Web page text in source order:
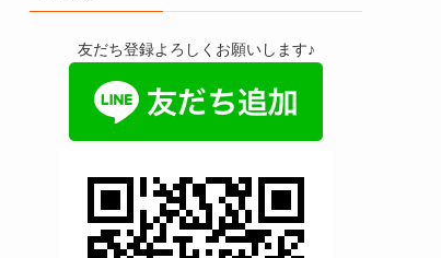
友だち登録よろしくお願いします♪